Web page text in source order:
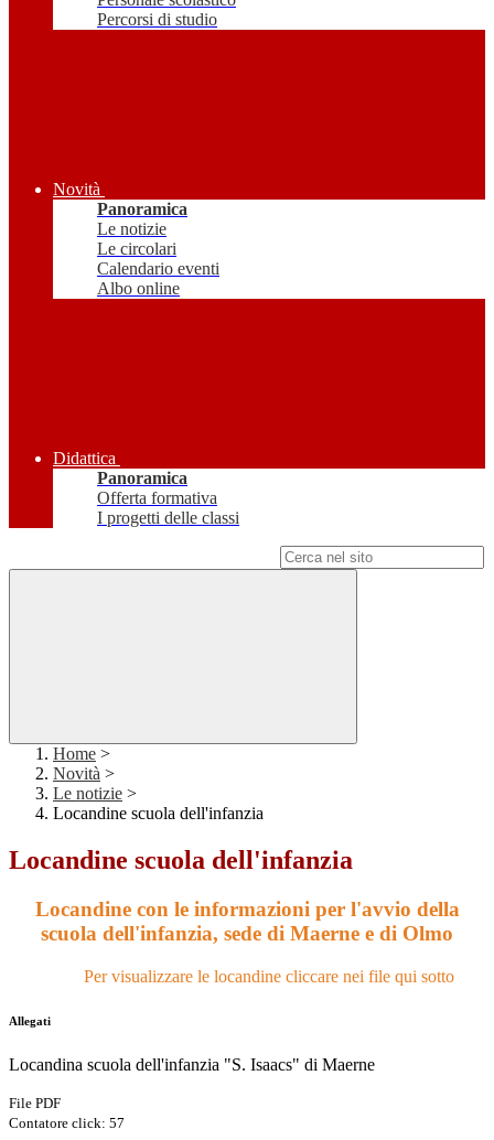
Percorsi di studio
Novità
Panoramica
Le notizie
Le circolari
Calendario eventi
Albo online
Didattica
Panoramica
Offerta formativa
I progetti delle classi
Home >
Novità >
Le notizie >
Locandine scuola dell'infanzia
Locandine scuola dell'infanzia
Locandine con le informazioni per l'avvio della
scuola dell'infanzia, sede di Maerne e di Olmo
Per visualizzare le locandine cliccare nei file qui sotto
Allegati
Locandina scuola dell'infanzia "S. Isaacs" di Maerne
File PDF
Contatore click: 57